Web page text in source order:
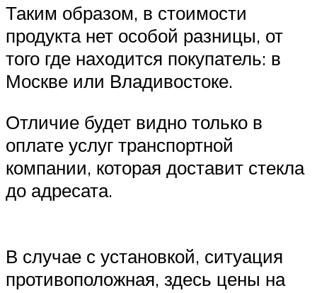
Таким образом, в стоимости
продукта нет особой разницы, от
того где находится покупатель: в
Москве или Владивостоке.
Отличие будет видно только в
оплате услуг транспортной
компании, которая доставит стекла
до адресата.
В случае с установкой, ситуация
противоположная, здесь цены на